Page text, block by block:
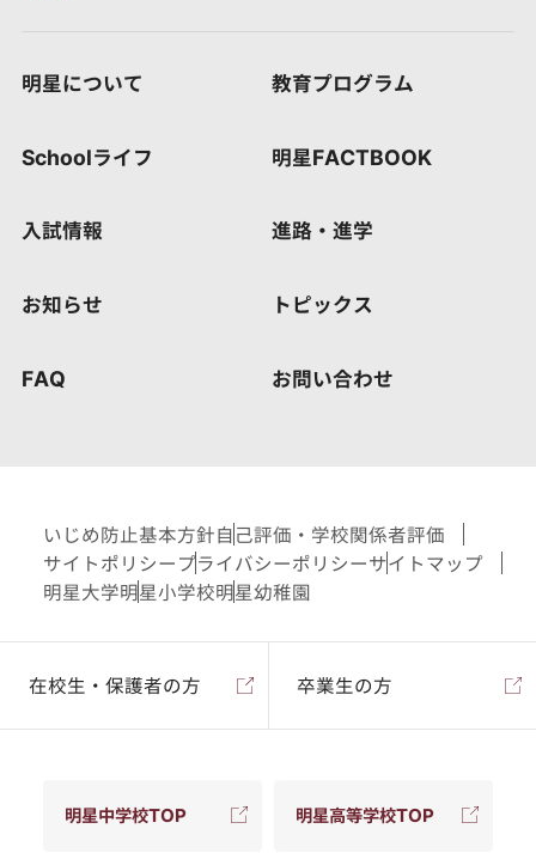
明星について 教育プログラム
Schoolライフ 明星FACTBOOK
入試情報 進路・進学
お知らせ トピックス
FAQ お問い合わせ
いじめ防止基本方針自己評価・学校関係者評価
サイトポリシー プライバシーポリシーサイトマップ
明星大学明星小学校明星幼稚園
在校生・保護者の方 卒業生の方
明星中学校TOP 明星高等学校TOP